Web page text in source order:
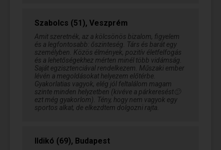
Szabolcs (51), Veszprém
Amit szeretnék, az a kölcsönös bizalom, figyelem
és a legfontosabb: őszinteség. Társ és barát egy
személyben. Közös élmények, pozitív életfelfogás
és a lehetőségekhez mérten minél több vidámság.
Saját egzisztenciával rendelkezem. Műszaki ember
lévén a megoldásokat helyezem előtérbe.
Gyakorlatias vagyok, elég jól feltalálom magam
szinte minden helyzetben (kivéve a párkeresést🙂
ezt még gyakorlom). Tény, hogy nem vagyok egy
sportos alkat, de elkezdtem dolgozni rajta.
Ildikó (69), Budapest